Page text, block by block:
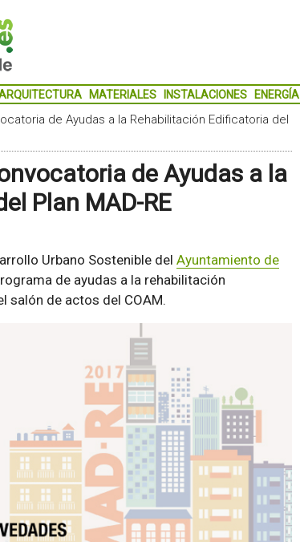
MATERIALES INSTALACIONES ENERGÍA
de Ayudas a la Rehabilitación Edificatoria del
de Ayudas a la
Plan MAD-RE
Urbano Sostenible del Ayuntamiento de
de ayudas a la rehabilitación
salón de actos del COAM.